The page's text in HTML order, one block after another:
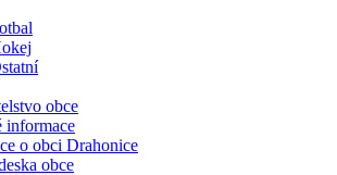
obce
informace
o obci Drahonice
obce